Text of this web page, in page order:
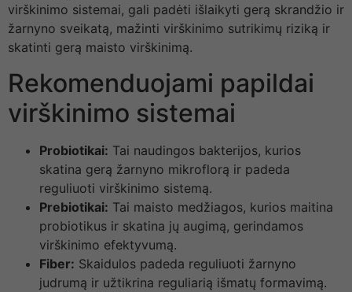
virškinimo sistemai, gali padėti išlaikyti gerą skrandžio ir
žarnyno sveikatą, mažinti virškinimo sutrikimų riziką ir
skatinti gerą maisto virškinimą.
Rekomenduojami papildai
virškinimo sistemai
Probiotikai: Tai naudingos bakterijos, kurios
skatina gerą žarnyno mikroflorą ir padeda
reguliuoti virškinimo sistemą.
Prebiotikai: Tai maisto medžiagos, kurios maitina
probiotikus ir skatina jų augimą, gerindamos
virškinimo efektyvumą.
Fiber: Skaidulos padeda reguliuoti žarnyno
judrumą ir užtikrina reguliarią išmatų formavimą.